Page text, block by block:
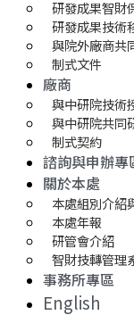
研發成果智財
研發成果技術
與院外廠商共
制式文件
廠商
與中研院技術
與中研院共同
制式契約
諮詢與申辦專
關於本處
本處組別介紹
本處年報
研管會介紹
智財技轉管理
事務所專區
English